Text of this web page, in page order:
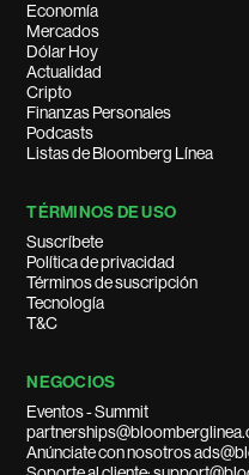
Economía
Mercados
Dólar Hoy
Actualidad
Cripto
Finanzas Personales
Podcasts
Listas de Bloomberg Línea
TÉRMINOS DE USO
Suscríbete
Política de privacidad
Términos de suscripción
Tecnología
T&C
NEGOCIOS
Eventos - Summit
Anúnciate con nosotros